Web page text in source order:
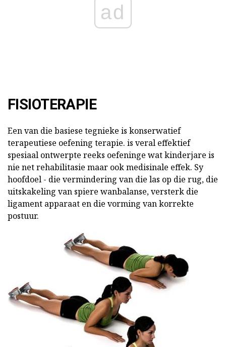
ad
FISIOTERAPIE
Een van die basiese tegnieke is konserwatief
terapeutiese oefening terapie. is veral effektief
spesiaal ontwerpte reeks oefeninge wat kinderjare is
nie net rehabilitasie maar ook medisinale effek. Sy
hoofdoel - die vermindering van die las op die rug, die
uitskakeling van spiere wanbalanse, versterk die
ligament apparaat en die vorming van korrekte
postuur.